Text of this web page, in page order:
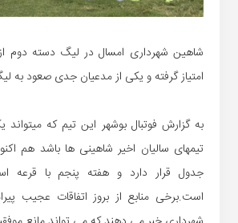
امتیاز گرفته و یکی از مدعیان جدی صعود به
به گزارش فوتبال بوشهر این تیم که میتواند
تیمهای سالیان اخیر شاهینی ها باشد هم
جدول قرار دارد و هفته پنجم با قرعه
است.برخی منابع از بروز اتفاقات عجیب